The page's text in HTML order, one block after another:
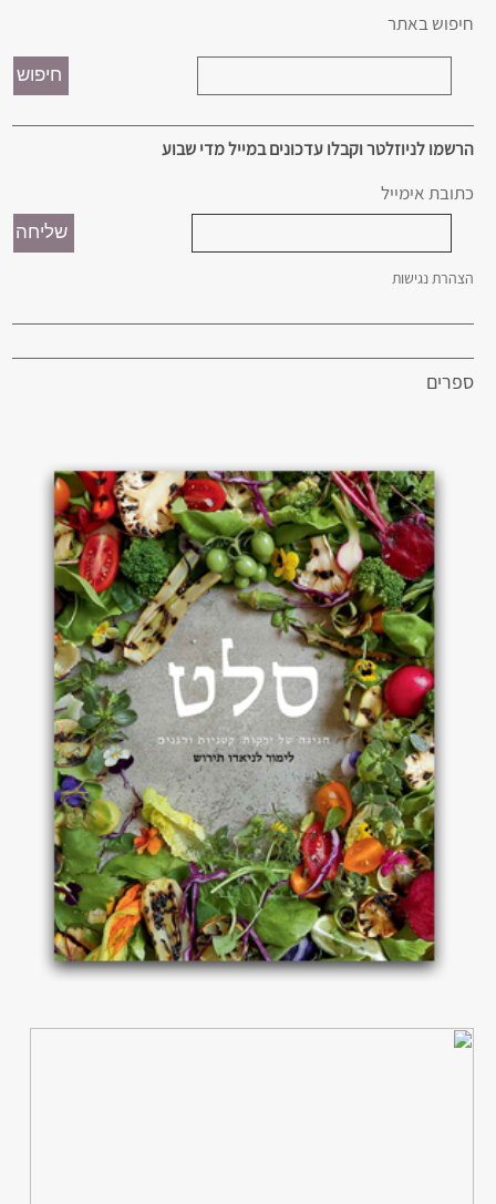
חיפוש באתר
הרשמו לניוזלטר וקבלו עדכונים במייל מדי שבוע
כתובת אימייל
הצהרת נגישות
ספרים